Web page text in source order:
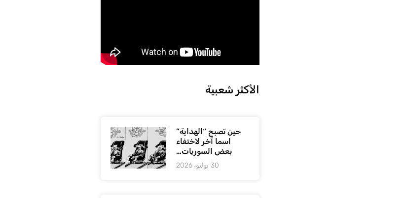
الأكثر شعبية
حين تصبح “الهداية”
اسما آخر لاختفاء
بعض السوريات…
30 يوليو، 2026